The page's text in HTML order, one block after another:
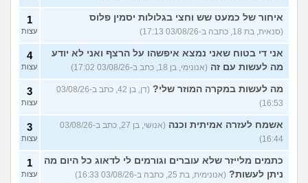
איחור של כמעט שש וחצי בגלולות יסמין פלוס
(סנאית, בת 18, כתבה ב-03/08/26 17:13)
1
עצות
אני די בטוח שאני נמצא איפשהו על הרצף ואני לא יודע
מה לעשות עם זה (אנונימי, בן 18, כתב ב-03/08/26 17:02)
4
עצות
מה לעשות במקרה המוזר שלי?
(דן, בן 42, כתב ב-03/08/26
16:53)
3
עצות
אשמח לעזרה אמיתית וכנה
(אנושי, בן 27, כתב ב-03/08/26
16:44)
3
עצות
כתמים מלייזר שלא עוברים וגורמים לי לדאוג כל היום מה
ניתן לעשות? (אנונימית, בת 25, כתבה ב-03/08/26 16:33)
1
עצות